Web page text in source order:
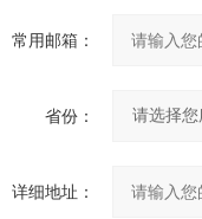
常用邮箱：
省份：
详细地址：